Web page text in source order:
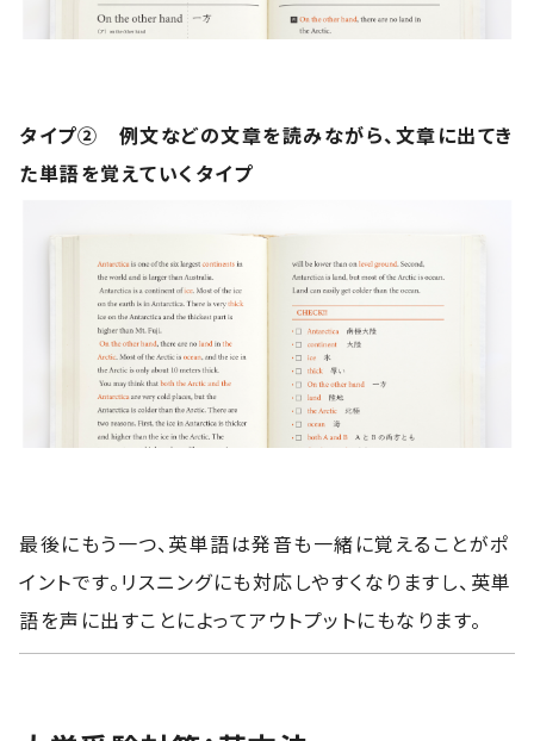
タイプ② 例文などの文章を読みながら、文章に出てき
た単語を覚えていくタイプ
最後にもう一つ、英単語は発音も一緒に覚えることがポ
イントです。リスニングにも対応しやすくなりますし、英単
語を声に出すことによってアウトプットにもなります。